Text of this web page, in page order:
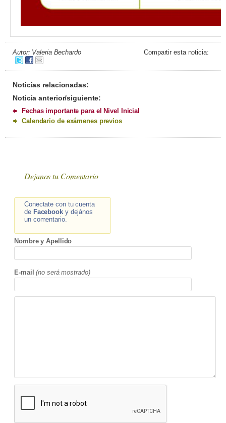
Autor: Valeria Bechardo Compartir esta noticia:
Noticias relacionadas:
Noticia anterior/siguiente:
Fechas importante para el Nivel Inicial
Calendario de exámenes previos
Dejanos tu Comentario
Conectate con tu cuenta
de Facebooky dejános
un comentario.
Nombre y Apellido
E-mail (no será mostrado)